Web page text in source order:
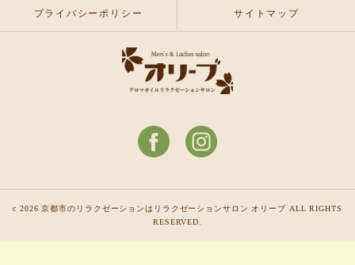
プライバシーポリシー サイトマップ
c 2026 京都市のリラクゼーションはリラクゼーションサロン オリーブ ALL RIGHTS
RESERVED.